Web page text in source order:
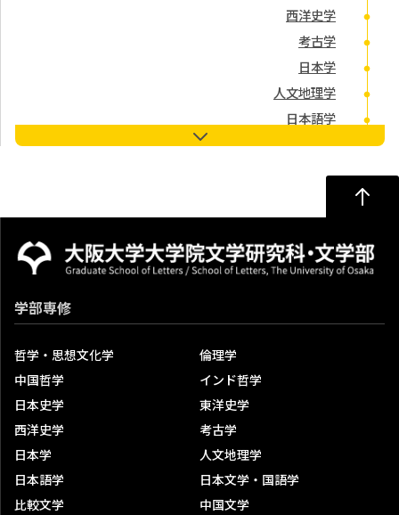
西洋史学
考古学
日本学
人文地理学
日本語学
日本文学・国語学
英米文学・英語学
ドイツ文学
フランス文学
音楽学・演劇学
高度副プログラム「グローバル・ジャパン・スタディー
ズ」
研究科専門分野・コース紹介
学部専修
哲学・思想文化学
倫理学
中国哲学
インド哲学
日本史学
東洋史学
西洋史学
考古学
日本学
人文地理学
日本語学
日本文学・国語学
比較文学
中国文学